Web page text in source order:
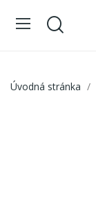
Úvodná stránka